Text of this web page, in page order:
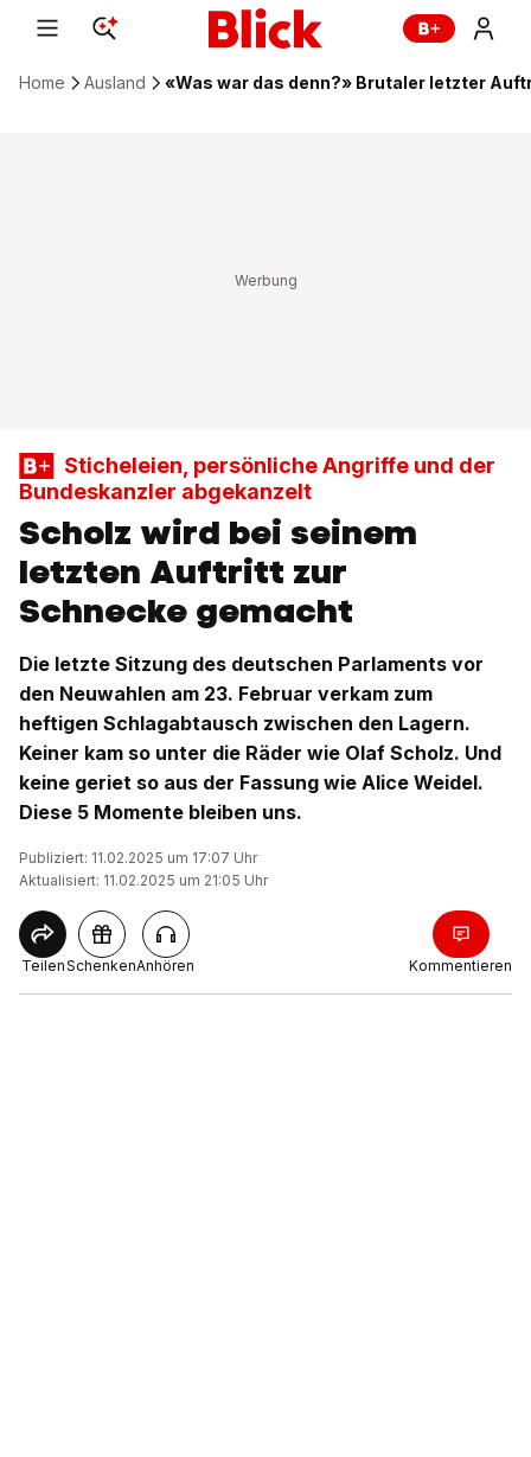
Home Ausland «Was war das denn?» Brutaler letzter
Sticheleien, persönliche Angriffe und der
Bundeskanzler abgekanzelt
Scholz wird bei seinem
letzten Auftritt zur
Schnecke gemacht
Die letzte Sitzung des deutschen Parlaments vor
den Neuwahlen am 23. Februar verkam zum
heftigen Schlagabtausch zwischen den Lagern.
Keiner kam so unter die Räder wie Olaf Scholz. Und
keine geriet so aus der Fassung wie Alice Weidel.
Diese 5 Momente bleiben uns.
Publiziert: 11.02.2025 um 17:07 Uhr
Aktualisiert: 11.02.2025 um 21:05 Uhr
TeilenSchenkenAnhören Kommentieren